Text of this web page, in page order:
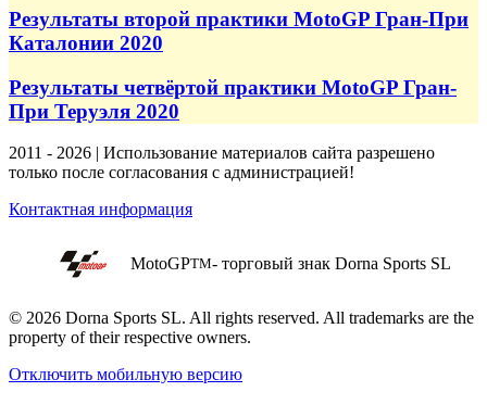
Результаты второй практики MotoGP Гран-При
Каталонии 2020
Результаты четвёртой практики MotoGP Гран-
При Теруэля 2020
2011 - 2026 | Использование материалов сайта разрешено
только после согласования с администрацией!
Контактная информация
MotoGPTM- торговый знак Dorna Sports SL
© 2026 Dorna Sports SL. All rights reserved. All trademarks are the
property of their respective owners.
Отключить мобильную версию